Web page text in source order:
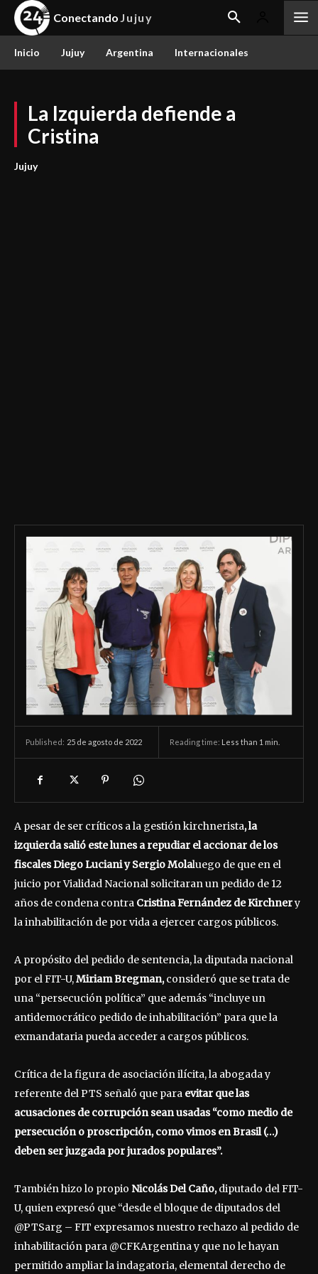
Conectando Jujuy
Inicio Jujuy Argentina Internacionales
La Izquierda defiende a
Cristina
Jujuy
Published: 25 de agosto de 2022 Reading time: Less than 1 min.
A pesar de ser críticos a la gestión kirchnerista, la
izquierda salió este lunes a repudiar el accionar de los
fiscales Diego Luciani y Sergio Molaluego de que en el
juicio por Vialidad Nacional solicitaran un pedido de 12
años de condena contra Cristina Fernández de Kirchnery
la inhabilitación de por vida a ejercer cargos públicos.
A propósito del pedido de sentencia, la diputada nacional
por el FIT-U,Miriam Bregman,consideró que se trata de
una “persecución política” que además “incluye un
antidemocrático pedido de inhabilitación” para que la
exmandataria pueda acceder a cargos públicos.
Crítica de la figura de asociación ilícita, la abogada y
referente del PTS señaló que para evitar que las
acusaciones de corrupción sean usadas “como medio de
persecución o proscripción, como vimos en Brasil (…)
deben ser juzgada por jurados populares”.
También hizo lo propio Nicolás Del Caño,diputado del FIT-
U, quien expresó que “desde el bloque de diputados del
@PTSarg – FIT expresamos nuestro rechazo al pedido de
inhabilitación para @CFKArgentina y que no le hayan
permitido ampliar la indagatoria, elemental derecho de